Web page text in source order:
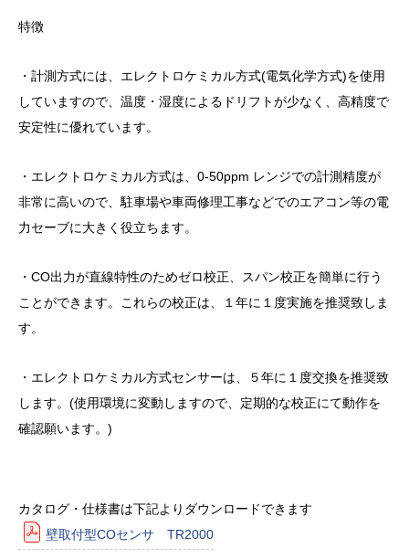
特徴
・計測方式には、エレクトロケミカル方式(電気化学方式)を使用
していますので、温度・湿度によるドリフトが少なく、高精度で
安定性に優れています。
・エレクトロケミカル方式は、0-50ppm レンジでの計測精度が
非常に高いので、駐車場や車両修理工事などでのエアコン等の電
力セーブに大きく役立ちます。
・CO出力が直線特性のためゼロ校正、スパン校正を簡単に行う
ことができます。これらの校正は、１年に１度実施を推奨致しま
す。
・エレクトロケミカル方式センサーは、５年に１度交換を推奨致
します。(使用環境に変動しますので、定期的な校正にて動作を
確認願います。)
カタログ・仕様書は下記よりダウンロードできます
壁取付型COセンサ TR2000